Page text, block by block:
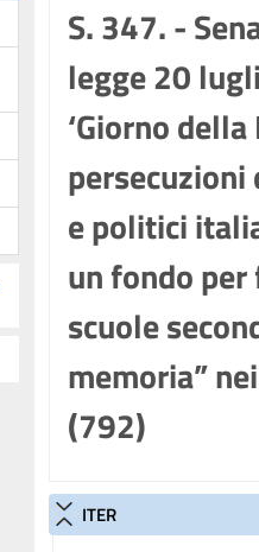
S. 347. -
legge 20
‘Giorno
e politici
un fondo
scuole
memoria”
(792)
ITER